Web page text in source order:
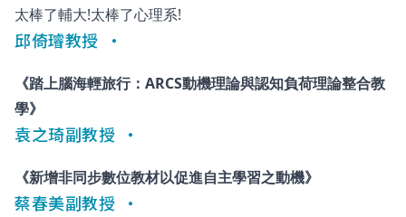
太棒了輔大!太棒了心理系!
邱倚璿教授
《踏上腦海輕旅行：ARCS動機理論與認知負荷理論整合教
學》
袁之琦副教授
《新增非同步數位教材以促進自主學習之動機》
蔡春美副教授